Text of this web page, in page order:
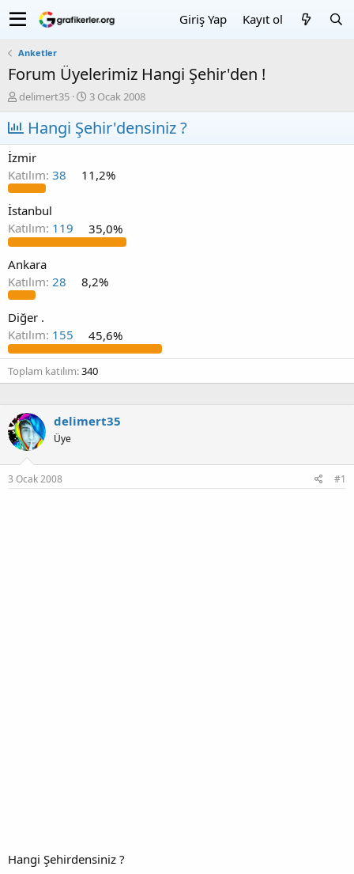
Giriş Yap Kayıt ol
Anketler
Forum Üyelerimiz Hangi Şehir'den !
K
o
n
u
y
u
b
a
ş
l
a
a
n
delimert35
B
a
ş
l
g
T
a
h
3 Ocak 2008
Hangi Şehir'densiniz ?
İzmir
Katılım: 38 11,2%
İstanbul
Katılım: 119 35,0%
Ankara
Katılım: 28 8,2%
Diğer .
Katılım: 155 45,6%
Toplam katılım 340
delimert35
Üye
3 Ocak 2008 #1
Hangi Şehirdensiniz ?